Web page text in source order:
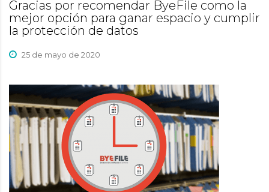
Gracias por recomendar ByeFile como la
mejor opción para ganar espacio y cumplir
la protección de datos
25 de mayo de 2020